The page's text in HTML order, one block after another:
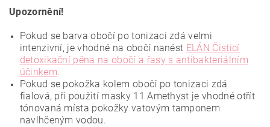
Upozornění!
Pokud se barva obočí po tonizaci zdá velmi
intenzivní, je vhodné na obočí nanést ELÁN Čisticí
detoxikační pěna na obočí a řasy s antibakteriálním
účinkem.
Pokud se pokožka kolem obočí po tonizaci zdá
fialová, při použití masky 11 Amethyst je vhodné otřít
tónovaná místa pokožky vatovým tamponem
navlhčeným vodou.